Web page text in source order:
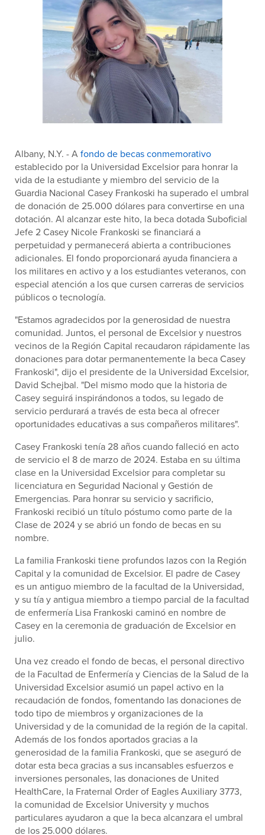
Albany, N.Y. - Afondo de becas conmemorativo
establecido por la Universidad Excelsior para honrar la
vida de la estudiante y miembro del servicio de la
Guardia Nacional Casey Frankoski ha superado el umbral
de donación de 25.000 dólares para convertirse en una
dotación. Al alcanzar este hito, la beca dotada Suboficial
Jefe 2 Casey Nicole Frankoski se financiará a
perpetuidad y permanecerá abierta a contribuciones
adicionales. El fondo proporcionará ayuda financiera a
los militares en activo y a los estudiantes veteranos, con
especial atención a los que cursen carreras de servicios
públicos o tecnología.
"Estamos agradecidos por la generosidad de nuestra
comunidad. Juntos, el personal de Excelsior y nuestros
vecinos de la Región Capital recaudaron rápidamente las
donaciones para dotar permanentemente la beca Casey
Frankoski", dijo el presidente de la Universidad Excelsior,
David Schejbal. "Del mismo modo que la historia de
Casey seguirá inspirándonos a todos, su legado de
servicio perdurará a través de esta beca al ofrecer
oportunidades educativas a sus compañeros militares".
Casey Frankoski tenía 28 años cuando falleció en acto
de servicio el 8 de marzo de 2024. Estaba en su última
clase en la Universidad Excelsior para completar su
licenciatura en Seguridad Nacional y Gestión de
Emergencias. Para honrar su servicio y sacrificio,
Frankoski recibió un título póstumo como parte de la
Clase de 2024 y se abrió un fondo de becas en su
nombre.
La familia Frankoski tiene profundos lazos con la Región
Capital y la comunidad de Excelsior. El padre de Casey
es un antiguo miembro de la facultad de la Universidad,
y su tía y antigua miembro a tiempo parcial de la facultad
de enfermería Lisa Frankoski caminó en nombre de
Casey en la ceremonia de graduación de Excelsior en
julio.
Una vez creado el fondo de becas, el personal directivo
de la Facultad de Enfermería y Ciencias de la Salud de la
Universidad Excelsior asumió un papel activo en la
recaudación de fondos, fomentando las donaciones de
todo tipo de miembros y organizaciones de la
Universidad y de la comunidad de la región de la capital.
Además de los fondos aportados gracias a la
generosidad de la familia Frankoski, que se aseguró de
dotar esta beca gracias a sus incansables esfuerzos e
inversiones personales, las donaciones de United
HealthCare, la Fraternal Order of Eagles Auxiliary 3773,
la comunidad de Excelsior University y muchos
particulares ayudaron a que la beca alcanzara el umbral
de los 25.000 dólares.